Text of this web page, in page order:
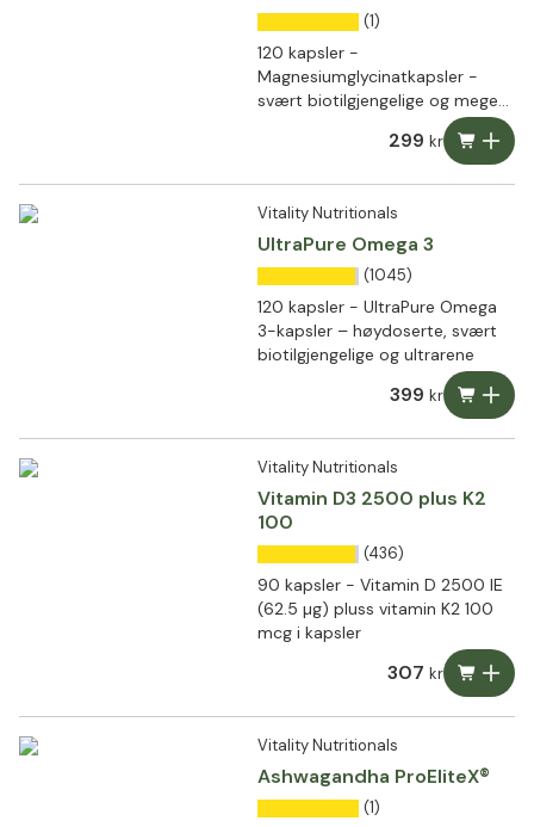
(1)
120 kapsler -
Magnesiumglycinatkapsler -
svært biotilgjengelige og meget
299 kr
Vitality Nutritionals
UltraPure Omega 3
(1045)
120 kapsler - UltraPure Omega
3-kapsler – høydoserte, svært
biotilgjengelige og ultrarene
399 kr
Vitality Nutritionals
Vitamin D3 2500 plus K2
100
(436)
90 kapsler - Vitamin D 2500 IE
(62.5 µg) pluss vitamin K2 100
mcg i kapsler
307 kr
Vitality Nutritionals
Ashwagandha ProEliteX®
(1)